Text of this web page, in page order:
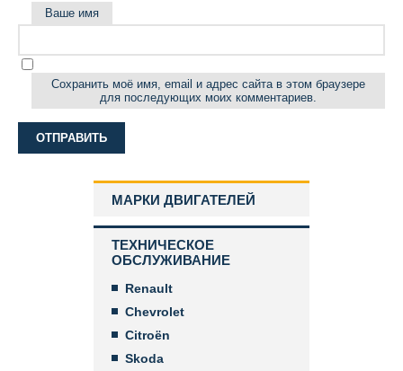
Ваше имя
Сохранить моё имя, email и адрес сайта в этом браузере
для последующих моих комментариев.
МАРКИ ДВИГАТЕЛЕЙ
ТЕХНИЧЕСКОЕ
ОБСЛУЖИВАНИЕ
Renault
Chevrolet
Citroën
Skoda